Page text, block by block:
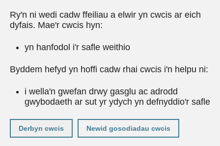
Ry'n ni wedi cadw ffeiliau a elwir yn cwcis ar eich
dyfais. Mae'r cwcis hyn:
yn hanfodol i'r safle weithio
Byddem hefyd yn hoffi cadw rhai cwcis i'n helpu ni:
i wella'n gwefan drwy gasglu ac adrodd
gwybodaeth ar sut yr ydych yn defnyddio'r safle
Derbyn cwcis Newid gosodiadau cwcis